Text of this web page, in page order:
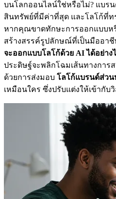
บนโลกออนไลน์ใช่หรือไม่? แบ
สินทรัพย์ที่มีค่าที่สุด และโลโก้ที่ท
หากคุณขาดทักษะการออกแบบห
สร้างสรรค์รูปลักษณ์ที่เป็นมืออาชี
จะออกแบบโลโก้ด้วย AI ได้อย่าง
ประดิษฐ์จะพลิกโฉมเส้นทางการ
ด้วยการส่งมอบ โลโก้แบรนด์ส่ว
เหมือนใคร ซึ่งปรับแต่งให้เข้ากั